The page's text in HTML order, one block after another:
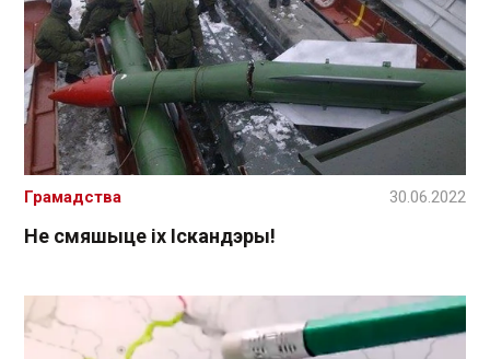
Не смяшыце іх Іскандэры!
Грамадства 30.06.2022